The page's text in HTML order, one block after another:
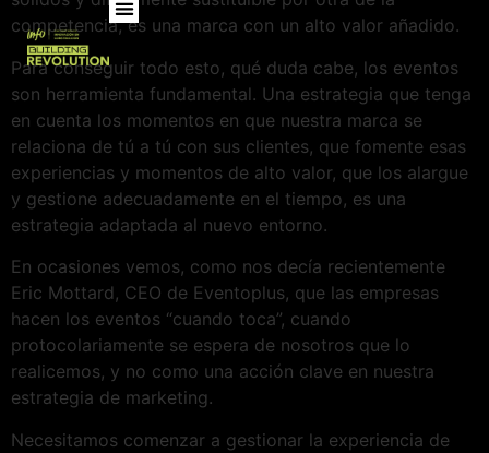
competencia, es una marca con un alto valor añadido.
Para conseguir todo esto, qué duda cabe, los eventos
son herramienta fundamental. Una estrategia que tenga
en cuenta los momentos en que nuestra marca se
relaciona de tú a tú con sus clientes, que fomente esas
experiencias y momentos de alto valor, que los alargue
y gestione adecuadamente en el tiempo, es una
estrategia adaptada al nuevo entorno.
En ocasiones vemos, como nos decía recientemente
Eric Mottard, CEO de Eventoplus, que las empresas
hacen los eventos “cuando toca”, cuando
protocolariamente se espera de nosotros que lo
realicemos, y no como una acción clave en nuestra
estrategia de marketing.
Necesitamos comenzar a gestionar la experiencia de